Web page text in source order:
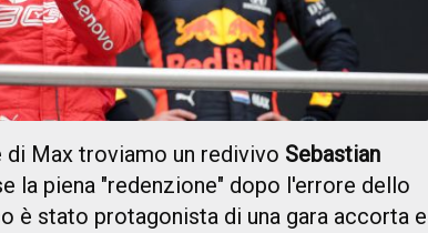
di Max troviamo un redivivo Sebastian
la piena "redenzione" dopo l'errore dello
è stato protagonista di una gara accorta e